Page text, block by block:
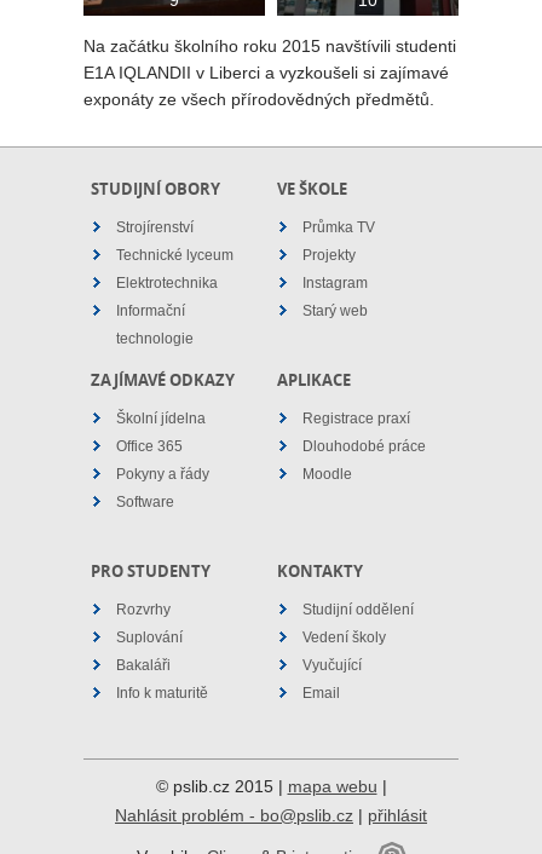
Na začátku školního roku 2015 navštívili studenti
E1A IQLANDII v Liberci a vyzkoušeli si zajímavé
exponáty ze všech přírodovědných předmětů.
STUDIJNÍ OBORY
Strojírenství
Technické lyceum
Elektrotechnika
Informační
technologie
VE ŠKOLE
Průmka TV
Projekty
Instagram
Starý web
ZAJÍMAVÉ ODKAZY
Školní jídelna
Office 365
Pokyny a řády
Software
APLIKACE
Registrace praxí
Dlouhodobé práce
Moodle
PRO STUDENTY
Rozvrhy
Suplování
Bakaláři
Info k maturitě
KONTAKTY
Studijní oddělení
Vedení školy
Vyučující
Email
© pslib.cz 2015 | mapa webu |
Nahlásit problém - bo@pslib.cz | přihlásit